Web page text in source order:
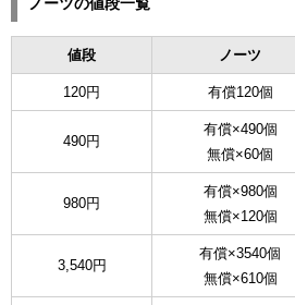
値段 ノーツ
120円 有償120個
490円
有償×490個
無償×60個
980円
有償×980個
無償×120個
3,540円
有償×3540個
無償×610個